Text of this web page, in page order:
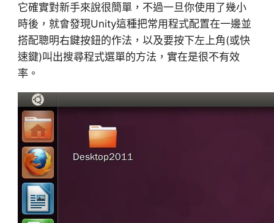
它確實對新手來說很簡單，不過一旦你使用了幾小
時後，就會發現Unity這種把常用程式配置在一邊並
搭配聰明右鍵按鈕的作法，以及要按下左上角(或快
速鍵)叫出搜尋程式選單的方法，實在是很不有效
率。